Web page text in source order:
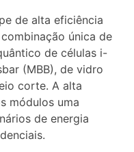
de alta eficiência
única de
de células i-
(MBB), de vidro
corte. A alta
módulos uma
de energia